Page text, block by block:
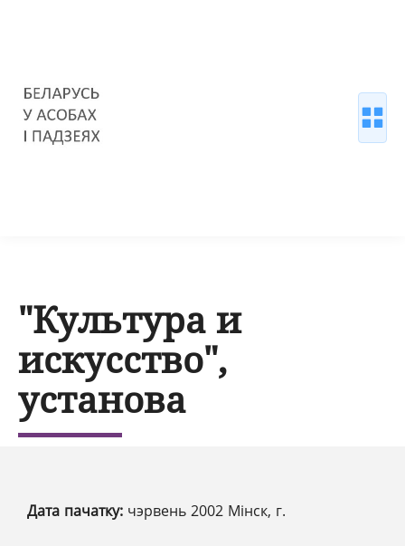
"Культура и
искусство",
установа
Дата пачатку: чэрвень 2002 Мінск, г.